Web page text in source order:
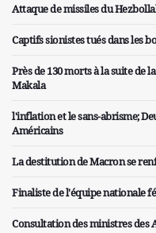
Attaque de missiles du
Captifs sionistes tués dans les
Près de 130 morts à la suite de
Makala
l'inflation et le sans-abrisme;
Américains
La destitution de Macron se
Finaliste de l'équipe nationale
Consultation des ministres des